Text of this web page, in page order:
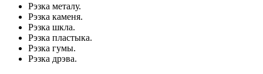
Рэзка металу.
Рэзка каменя.
Рэзка шкла.
Рэзка пластыка.
Рэзка гумы.
Рэзка дрэва.